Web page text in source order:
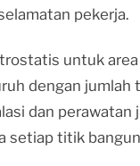
pekerja.
untuk
dengan
dan perawatan
setiap titik